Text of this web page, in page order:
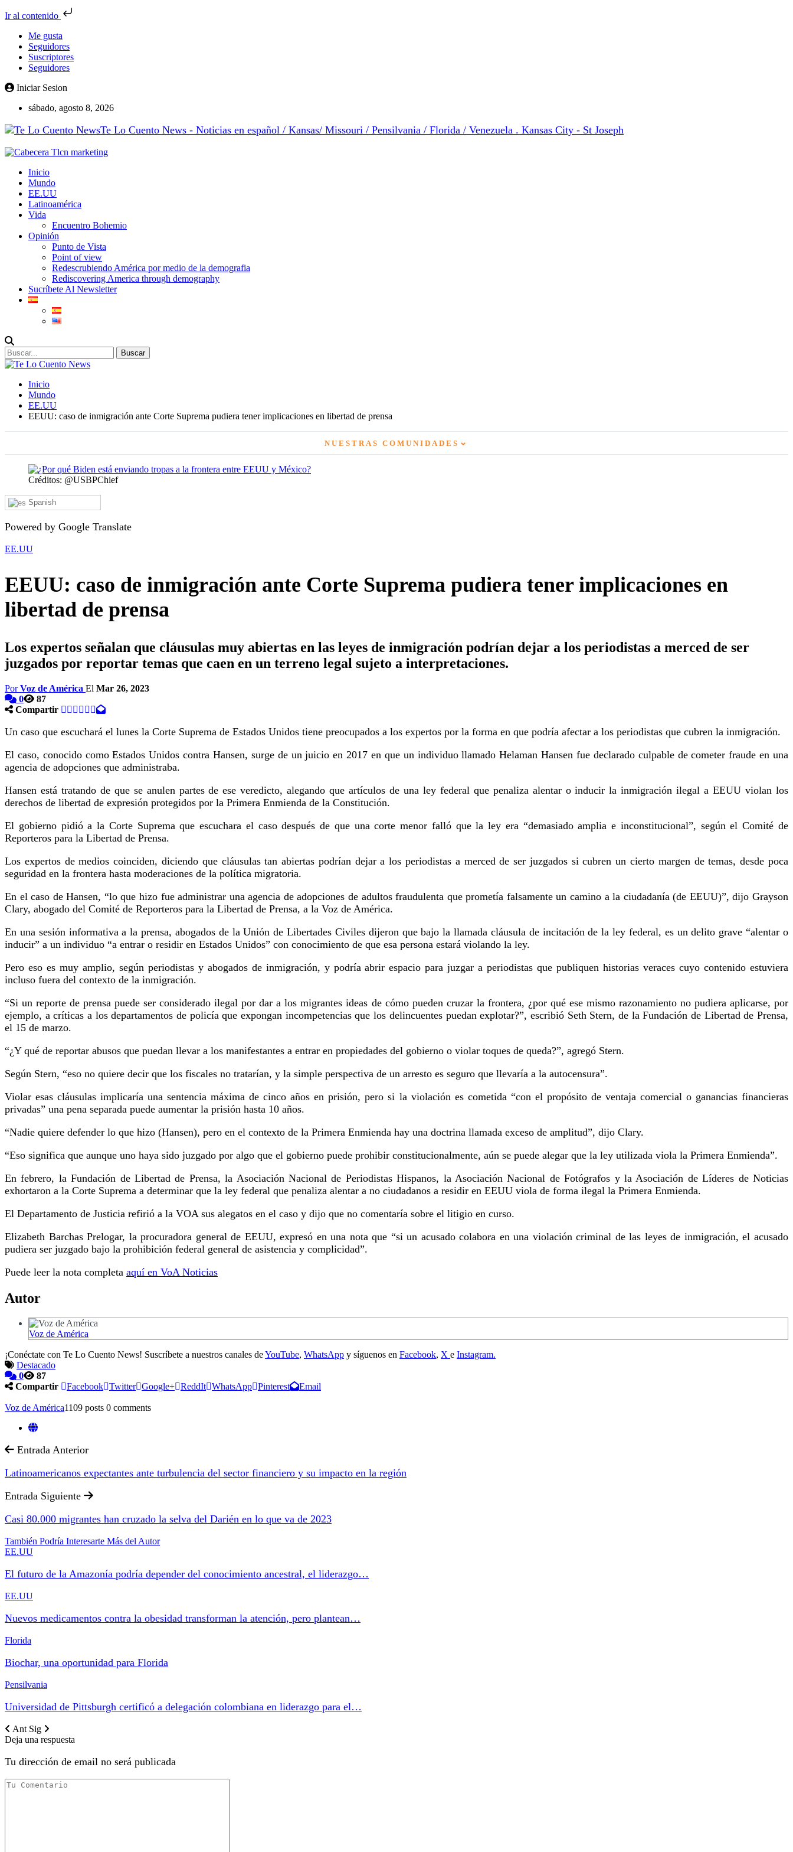
Ir al contenido
Me gusta
Seguidores
Suscriptores
Seguidores
Iniciar Sesion
sábado, agosto 8, 2026
Te Lo Cuento News - Noticias en español / Kansas/ Missouri / Pensilvania / Florida / Venezuela . Kansas City - St Joseph
Inicio
Mundo
EE.UU
Latinoamérica
Vida
Encuentro Bohemio
Opinión
Punto de Vista
Point of view
Redescrubiendo América por medio de la demografia
Rediscovering America through demography
Sucríbete Al Newsletter
Inicio
Mundo
EE.UU
EEUU: caso de inmigración ante Corte Suprema pudiera tener implicaciones en libertad de prensa
NUESTRAS COMUNIDADES ⌄
Créditos: @USBPChief
Spanish
Powered by Google Translate
EE.UU
EEUU: caso de inmigración ante Corte Suprema pudiera tener implicaciones en
libertad de prensa
Los expertos señalan que cláusulas muy abiertas en las leyes de inmigración podrían dejar a los periodistas a merced de ser
juzgados por reportar temas que caen en un terreno legal sujeto a interpretaciones.
PorVoz de América El Mar 26, 2023
0
87
Compartir
Un caso que escuchará el lunes la Corte Suprema de Estados Unidos tiene preocupados a los expertos por la forma en que podría afectar a los periodistas que cubren la inmigración.
El caso, conocido como Estados Unidos contra Hansen, surge de un juicio en 2017 en que un individuo llamado Helaman Hansen fue declarado culpable de cometer fraude en una
agencia de adopciones que administraba.
Hansen está tratando de que se anulen partes de ese veredicto, alegando que artículos de una ley federal que penaliza alentar o inducir la inmigración ilegal a EEUU violan los
derechos de libertad de expresión protegidos por la Primera Enmienda de la Constitución.
El gobierno pidió a la Corte Suprema que escuchara el caso después de que una corte menor falló que la ley era “demasiado amplia e inconstitucional”, según el Comité de
Reporteros para la Libertad de Prensa.
Los expertos de medios coinciden, diciendo que cláusulas tan abiertas podrían dejar a los periodistas a merced de ser juzgados si cubren un cierto margen de temas, desde poca
seguridad en la frontera hasta moderaciones de la política migratoria.
En el caso de Hansen, “lo que hizo fue administrar una agencia de adopciones de adultos fraudulenta que prometía falsamente un camino a la ciudadanía (de EEUU)”, dijo Grayson
Clary, abogado del Comité de Reporteros para la Libertad de Prensa, a la Voz de América.
En una sesión informativa a la prensa, abogados de la Unión de Libertades Civiles dijeron que bajo la llamada cláusula de incitación de la ley federal, es un delito grave “alentar o
inducir” a un individuo “a entrar o residir en Estados Unidos” con conocimiento de que esa persona estará violando la ley.
Pero eso es muy amplio, según periodistas y abogados de inmigración, y podría abrir espacio para juzgar a periodistas que publiquen historias veraces cuyo contenido estuviera
incluso fuera del contexto de la inmigración.
“Si un reporte de prensa puede ser considerado ilegal por dar a los migrantes ideas de cómo pueden cruzar la frontera, ¿por qué ese mismo razonamiento no pudiera aplicarse, por
ejemplo, a críticas a los departamentos de policía que expongan incompetencias que los delincuentes puedan explotar?”, escribió Seth Stern, de la Fundación de Libertad de Prensa,
el 15 de marzo.
“¿Y qué de reportar abusos que puedan llevar a los manifestantes a entrar en propiedades del gobierno o violar toques de queda?”, agregó Stern.
Según Stern, “eso no quiere decir que los fiscales no tratarían, y la simple perspectiva de un arresto es seguro que llevaría a la autocensura”.
Violar esas cláusulas implicaría una sentencia máxima de cinco años en prisión, pero si la violación es cometida “con el propósito de ventaja comercial o ganancias financieras
privadas” una pena separada puede aumentar la prisión hasta 10 años.
“Nadie quiere defender lo que hizo (Hansen), pero en el contexto de la Primera Enmienda hay una doctrina llamada exceso de amplitud”, dijo Clary.
“Eso significa que aunque uno haya sido juzgado por algo que el gobierno puede prohibir constitucionalmente, aún se puede alegar que la ley utilizada viola la Primera Enmienda”.
En febrero, la Fundación de Libertad de Prensa, la Asociación Nacional de Periodistas Hispanos, la Asociación Nacional de Fotógrafos y la Asociación de Líderes de Noticias
exhortaron a la Corte Suprema a determinar que la ley federal que penaliza alentar a no ciudadanos a residir en EEUU viola de forma ilegal la Primera Enmienda.
El Departamento de Justicia refirió a la VOA sus alegatos en el caso y dijo que no comentaría sobre el litigio en curso.
Elizabeth Barchas Prelogar, la procuradora general de EEUU, expresó en una nota que “si un acusado colabora en una violación criminal de las leyes de inmigración, el acusado
pudiera ser juzgado bajo la prohibición federal general de asistencia y complicidad”.
Puede leer la nota completa aquí en VoA Noticias
Autor
Voz de América
¡Conéctate con Te Lo Cuento News! Suscríbete a nuestros canales deYouTube, WhatsApp y síguenos en Facebook, X e Instagram.
Destacado
0
87
Compartir
Facebook Twitter Google+ ReddIt WhatsApp Pinterest Email
Voz de América1109 posts 0 comments
Entrada Anterior
Latinoamericanos expectantes ante turbulencia del sector financiero y su impacto en la región
Entrada Siguiente
Casi 80.000 migrantes han cruzado la selva del Darién en lo que va de 2023
También Podría Interesarte Más del Autor
EE.UU
El futuro de la Amazonía podría depender del conocimiento ancestral, el liderazgo…
EE.UU
Nuevos medicamentos contra la obesidad transforman la atención, pero plantean…
Florida
Biochar, una oportunidad para Florida
Pensilvania
Universidad de Pittsburgh certificó a delegación colombiana en liderazgo para el…
Ant Sig
Deja una respuesta
Tu dirección de email no será publicada